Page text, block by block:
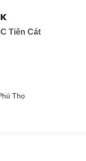
Tiên Cát
Thọ